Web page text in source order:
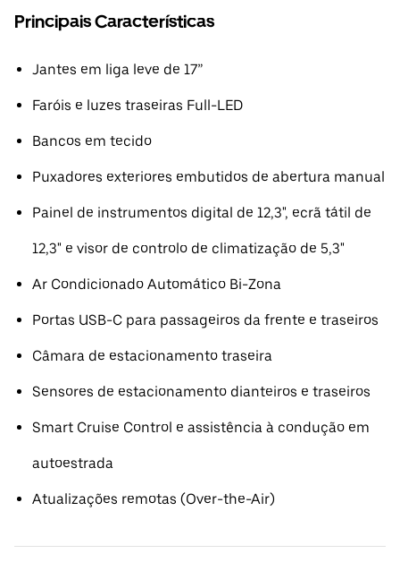
Principais Características
Jantes em liga leve de 17”
Faróis e luzes traseiras Full-LED
Bancos em tecido
Puxadores exteriores embutidos de abertura manual
Painel de instrumentos digital de 12,3", ecrã tátil de
12,3" e visor de controlo de climatização de 5,3"
Ar Condicionado Automático Bi-Zona
Portas USB-C para passageiros da frente e traseiros
Câmara de estacionamento traseira
Sensores de estacionamento dianteiros e traseiros
Smart Cruise Control e assistência à condução em
autoestrada
Atualizações remotas (Over-the-Air)